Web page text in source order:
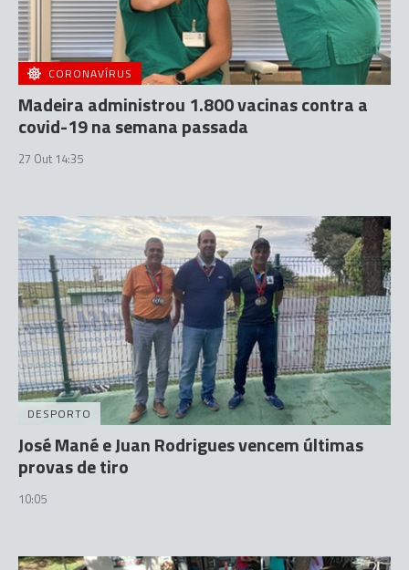
CORONAVÍRUS
Madeira administrou 1.800 vacinas contra a
covid-19 na semana passada
27 Out 14:35
DESPORTO
José Mané e Juan Rodrigues vencem últimas
provas de tiro
10:05